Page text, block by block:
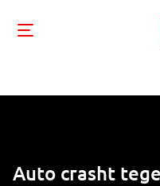
Auto crasht